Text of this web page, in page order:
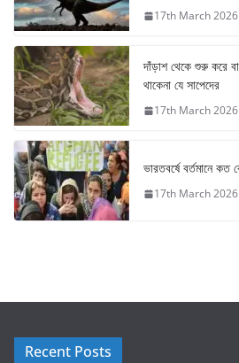
17th March 2026
দাঁড়াশ থেকে শুরু করে
থাকেনা যে সাপেদের
17th March 2026
ভারতবর্ষে বর্তমানে কত
17th March 2026
Recent Posts